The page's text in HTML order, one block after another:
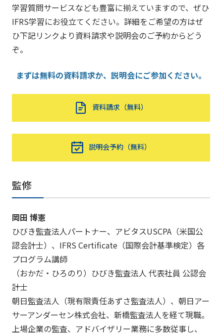
学習質問サービスなども豊富に揃えていますので、ぜひ
IFRS学習にお役立てください。詳細をご希望の方はぜ
ひ下記リンクより資料請求や説明会のご予約からどう
ぞ。
まずは無料の資料請求か、説明会にご参加ください。
資料請求（無料）
説明会予約（無料）
監修
岡田 博憲
ひびき監査法人パートナー、アビタスUSCPA（米国公
認会計士）、IFRS Certificate（国際会計基準検定）各
プログラム講師
（おかだ・ひろのり）ひびき監査法人 代表社員 公認会
計士
朝日監査法人（現有限責任あずさ監査法人）、 朝日アー
サーアンダーセン株式会社、新橋監査法人を経て現職。
上場企業の監査、アドバイザリー業務に多数従事し、